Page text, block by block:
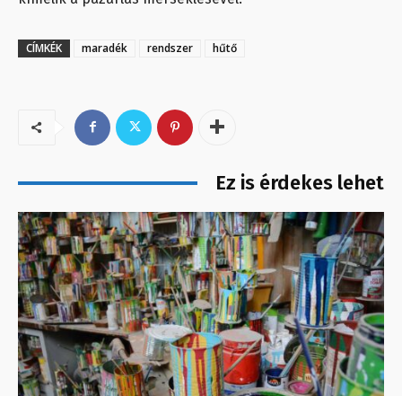
CÍMKÉK maradék rendszer hűtő
Ez is érdekes lehet